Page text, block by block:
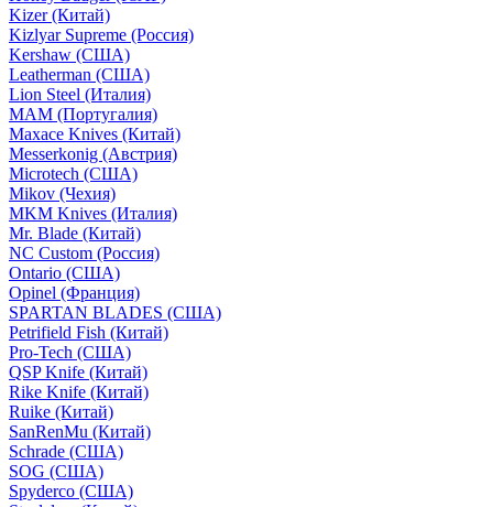
Kizer (Китай)
Kizlyar Supreme (Россия)
Kershaw (США)
Leatherman (США)
Lion Steel (Италия)
MAM (Португалия)
Maxace Knives (Китай)
Messerkonig (Австрия)
Microtech (США)
Mikov (Чехия)
MKM Knives (Италия)
Mr. Blade (Китай)
NC Custom (Россия)
Ontario (США)
Opinel (Франция)
SPARTAN BLADES (США)
Petrifield Fish (Китай)
Pro-Tech (США)
QSP Knife (Китай)
Rike Knife (Китай)
Ruike (Китай)
SanRenMu (Китай)
Schrade (США)
SOG (США)
Spyderco (США)